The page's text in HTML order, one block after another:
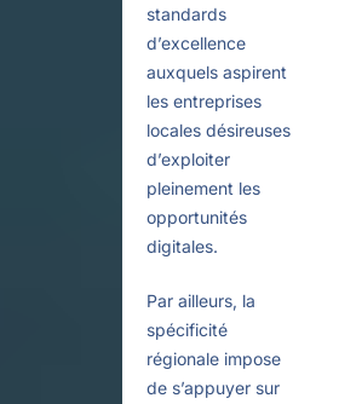
standards
d’excellence
auxquels aspirent
les entreprises
locales désireuses
d’exploiter
pleinement les
opportunités
digitales.
Par ailleurs, la
spécificité
régionale impose
de s’appuyer sur